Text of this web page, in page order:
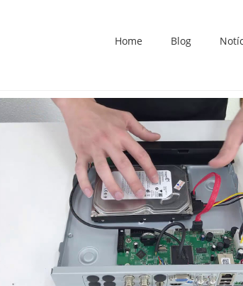
Home Blog